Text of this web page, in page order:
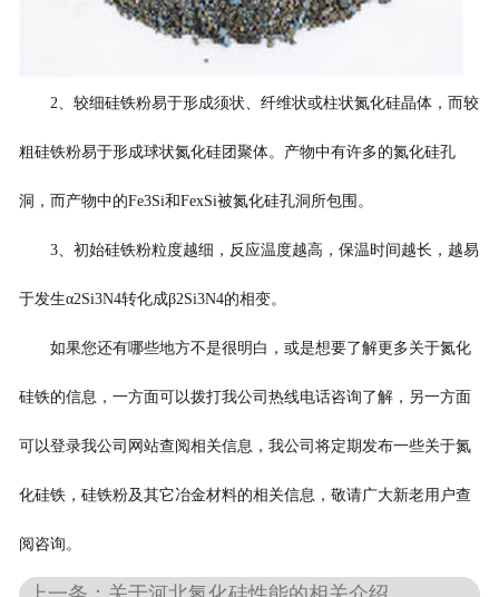
2、较细硅铁粉易于形成须状、纤维状或柱状氮化硅晶体，而较
粗硅铁粉易于形成球状氮化硅团聚体。产物中有许多的氮化硅孔
洞，而产物中的Fe3Si和FexSi被氮化硅孔洞所包围。
3、初始硅铁粉粒度越细，反应温度越高，保温时间越长，越易
于发生α2Si3N4转化成β2Si3N4的相变。
如果您还有哪些地方不是很明白，或是想要了解更多关于氮化
硅铁的信息，一方面可以拨打我公司热线电话咨询了解，另一方面
可以登录我公司网站查阅相关信息，我公司将定期发布一些关于氮
化硅铁，硅铁粉及其它冶金材料的相关信息，敬请广大新老用户查
阅咨询。